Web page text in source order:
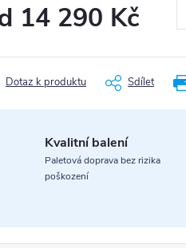
14 290 Kč
Dotaz k produktu Sdílet
Kvalitní balení
Paletová doprava bez rizika
poškození